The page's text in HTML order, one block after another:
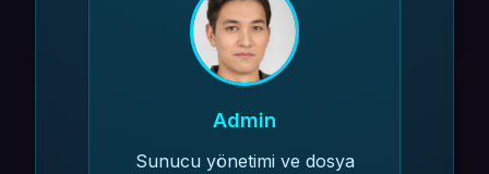
Admin
Sunucu yönetimi ve dosya